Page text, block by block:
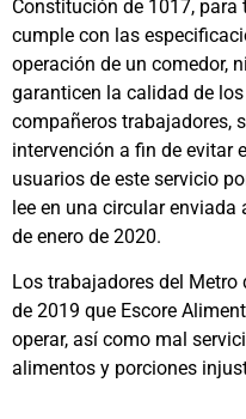
Constitución de 1017,
cumple con las
operación de un comedor,
garanticen la calidad de
compañeros trabajadores,
intervención a fin de evitar
usuarios de este servicio
lee en una circular enviada
de enero de 2020.
Los trabajadores del
de 2019 que Escore
operar, así como mal
alimentos y porciones